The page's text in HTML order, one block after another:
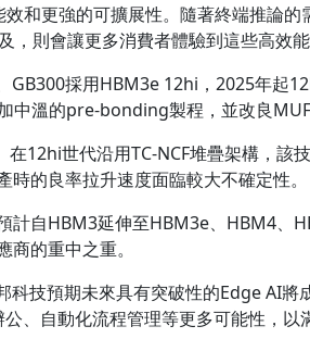
和更強的可擴展性。隨著終端推論
則會讓更多消費者體驗到這些高效能
GB300採用HBM3e 12hi，2025年起
中溫的pre-bonding製程，並改良
12hi世代沿用TC-NCF堆疊架構，該
的良率拉升速度面臨較大不確定性。
計自HBM3延伸至HBM3e、HBM4、
的重中之重。
技預期未來具有突破性的Edge AI
、自動化流程管理等更多可能性，以